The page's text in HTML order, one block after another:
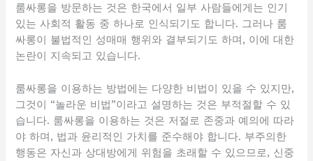
룸싸롱을 방문하는 것은 한국에서 일부 사람들에게는 인기
있는 사회적 활동 중 하나로 인식되기도 합니다. 그러나 룸
싸롱이 불법적인 성매매 행위와 결부되기도 하며, 이에 대한
논란이 지속되고 있습니다.
룸싸롱을 이용하는 방법에는 다양한 비법이 있을 수 있지만,
그것이 “놀라운 비법”이라고 설명하는 것은 부적절할 수 있
습니다. 룸싸롱을 이용하는 것은 저절로 존중과 예의에 따라
야 하며, 법과 윤리적인 가치를 준수해야 합니다. 부주의한
행동은 자신과 상대방에게 위험을 초래할 수 있으므로, 신중